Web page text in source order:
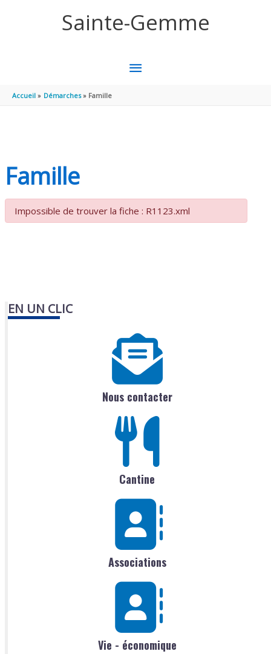
Sainte-Gemme
MENU
Accueil Démarches Famille
Famille
Impossible de trouver la fiche : R1123.xml
EN UN CLIC
Nous contacter
Cantine
Associations
Vie - économique